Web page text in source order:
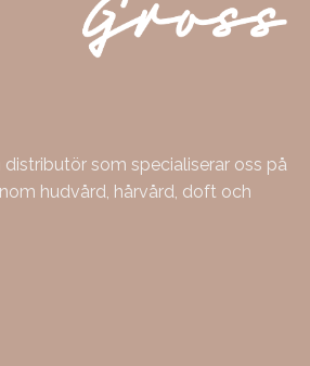
som specialiserar oss på
hudvård, hårvård, doft och